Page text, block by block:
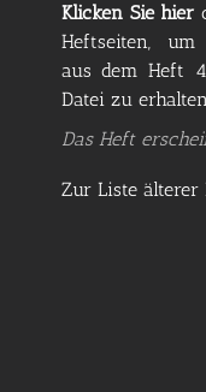
Klicken Sie hier
Heftseiten, um
aus dem Heft
Datei zu
Das Heft
Zur Liste älterer